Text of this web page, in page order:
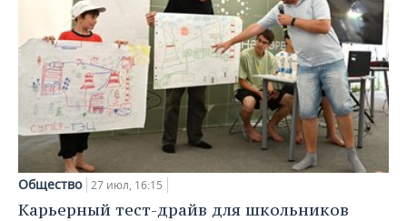
Общество 27 июл, 16:15
Карьерный тест-драйв для школьников